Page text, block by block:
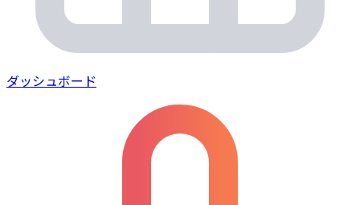
ダッシュボード